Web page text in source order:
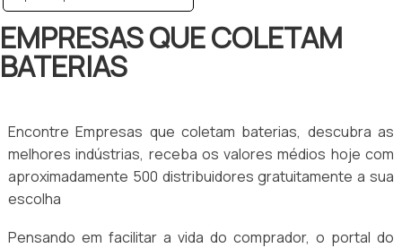
EMPRESAS QUE COLETAM
BATERIAS
Encontre Empresas que coletam baterias, descubra as
melhores indústrias, receba os valores médios hoje com
aproximadamente 500 distribuidores gratuitamente a sua
escolha
Pensando em facilitar a vida do comprador, o portal do